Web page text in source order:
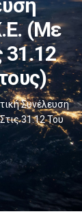
(με
31.12
Συνέλευση
31.12 Του